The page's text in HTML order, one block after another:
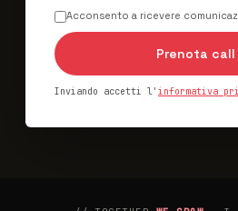
Acconsento a ricevere
Prenota
Inviando accetti l' informativa